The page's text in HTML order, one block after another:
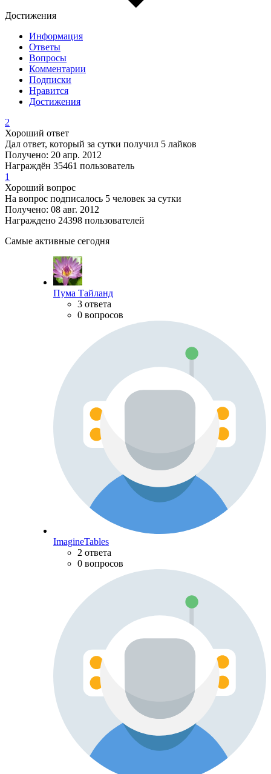
Достижения
Информация
Ответы
Вопросы
Комментарии
Подписки
Нравится
Достижения
2
Хороший ответ
Дал ответ, который за сутки получил 5 лайков
Получено: 20 апр. 2012
Награждён 35461 пользователь
1
Хороший вопрос
На вопрос подписалось 5 человек за сутки
Получено: 08 авг. 2012
Награждено 24398 пользователей
Самые активные сегодня
Пума Тайланд
3 ответа
0 вопросов
ImagineTables
2 ответа
0 вопросов